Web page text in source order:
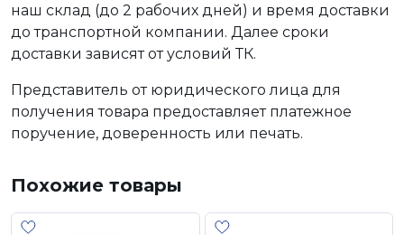
наш склад (до 2 рабочих дней) и время доставки
до транспортной компании. Далее сроки
доставки зависят от условий ТК.
Представитель от юридического лица для
получения товара предоставляет платежное
поручение, доверенность или печать.
Похожие товары